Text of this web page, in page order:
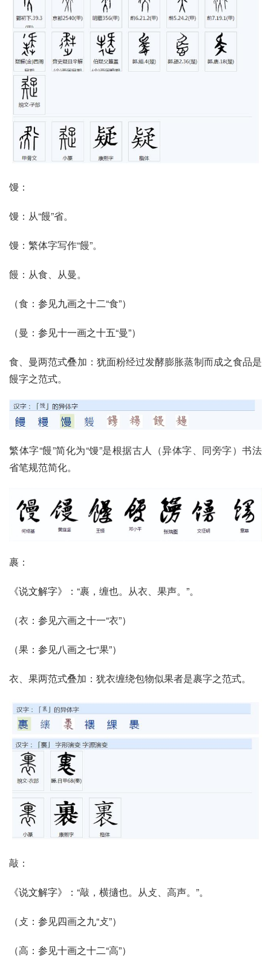
馒：
馒：从“饅”省。
馒：繁体字写作“饅”。
饅：从食、从曼。
（食 ：参见九画之十二“食”）
（曼 ：参见十一画之十五“曼”）
食、曼两范式叠加：犹面粉经过发酵膨胀蒸制而成之食品是
饅字之范式。
繁体字“饅”简化为“馒”是根据古人（异体字、同旁字）书法
省笔规范简化。
裹：
《说文解字》：“裹，缠也。从衣、果声。 ”。
（衣 ：参见六画之十一“衣”）
（果 ：参见八画之七“果”）
衣、果两范式叠加：犹衣缠绕包物似果者是裹字之范式。
敲：
《说文解字》：“敲，横擿也。从攴、高声。 ”。
（攴 ：参见四画之九“攴”）
（高 ：参见十画之十二“高”）